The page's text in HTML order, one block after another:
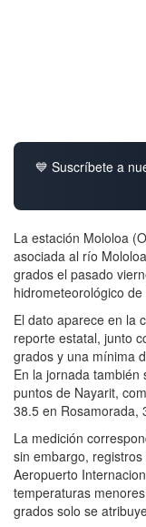
💙 Suscríbete a
La estación Mololoa
asociada al río
grados el pasado
hidrometeorológico
El dato aparece en la
reporte estatal, junto
grados y una mínima
En la jornada
puntos de Nayarit,
38.5 en Rosamorada,
La medición
sin embargo,
Aeropuerto
temperaturas
grados solo se